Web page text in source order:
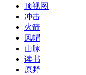
顶视图
冲击
火箭
风帽
山脉
读书
原野